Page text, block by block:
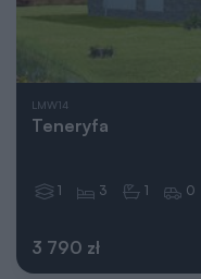
LMW14
Teneryfa
3 790 zł
1 3 1 0